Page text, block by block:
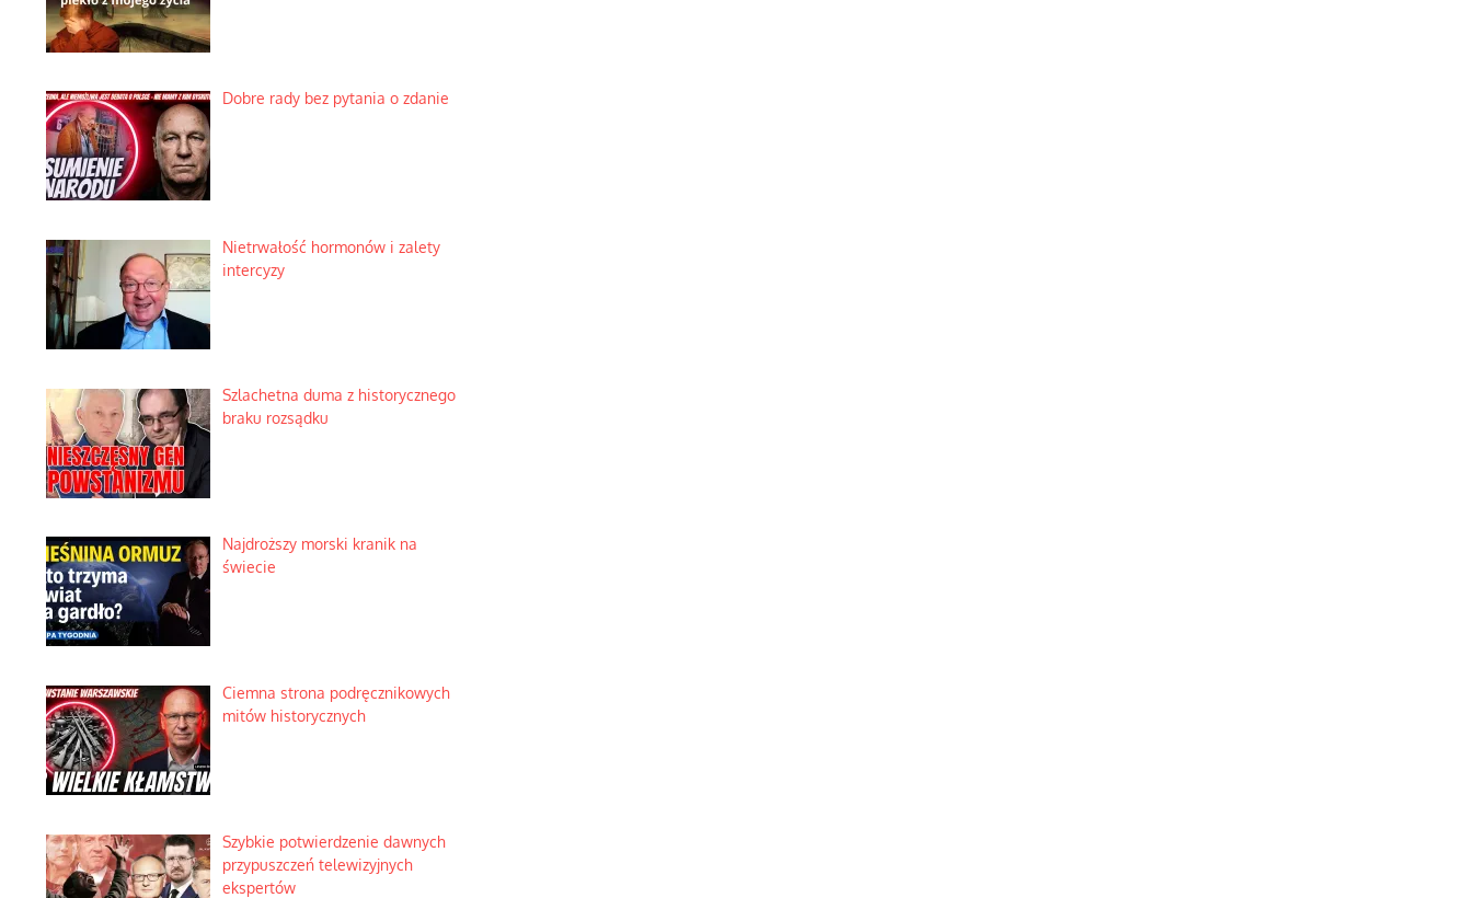
Dobre rady bez pytania o zdanie
Nietrwałość hormonów i zalety
intercyzy
Szlachetna duma z historycznego
braku rozsądku
Najdroższy morski kranik na
świecie
Ciemna strona podręcznikowych
mitów historycznych
Szybkie potwierdzenie dawnych
przypuszczeń telewizyjnych
ekspertów